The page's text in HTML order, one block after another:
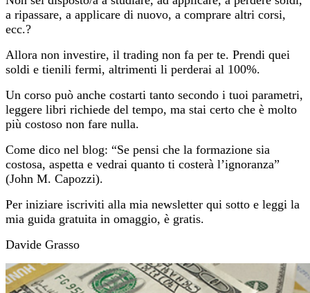
a ripassare, a applicare di nuovo, a comprare altri corsi,
ecc.?
Allora non investire, il trading non fa per te. Prendi quei
soldi e tienili fermi, altrimenti li perderai al 100%.
Un corso può anche costarti tanto secondo i tuoi parametri,
leggere libri richiede del tempo, ma stai certo che è molto
più costoso non fare nulla.
Come dico nel blog: “Se pensi che la formazione sia
costosa, aspetta e vedrai quanto ti costerà l’ignoranza”
(John M. Capozzi).
Per iniziare iscriviti alla mia newsletter qui sotto e leggi la
mia guida gratuita in omaggio, è gratis.
Davide Grasso